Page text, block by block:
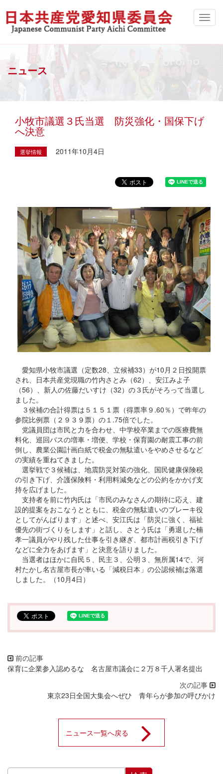
ニュース
小牧市議選３氏当選 防災強化・国保下げ
へ決意
選挙情報 2011年10月4日
愛知県小牧市議選（定数28、立候補33）が10月２日投開票
され、日本共産党現職の竹内さとみ（62）、安江みよ子
（56）、新人の佐藤だいすけ（32）の３氏がそろって当選し
ました。
３候補の合計得票は５１５１票（得票率９.60％）で昨年の
参院比例票（２９３９票）の１.75倍でした。
党議員団は市民と力を合わせ、中学校卒業までの医療費無
料化、巡回バスの増車・増便、学校・保育園の耐震工事の前
倒し、農業公園計画白紙で税金の無駄遣いをやめさせるなど
の実績を重ねてきました。
選挙戦で３候補は、地震防災対策の強化、国民健康保険税
の引き下げ、介護保険料・利用料減免などの公約をかかげ支
持を広げました。
支持者を前に竹内氏は「市民のみなさんの期待に応え、建
設的提案をおこなうとともに、税金の無駄遣いのブレーキ役
としてがんばります」と述べ、安江氏は「防災に強く、福祉
優先の街づくりをします」と話し、さとう氏は「勇退した楠
孝一議員がやり残した仕事を引き継ぎ、都市計画税引き下げ
などに全力をあげます」と決意を語りました。
当選者はほかに自民５、民主３、公明３、無所属14で、河
村たかし名古屋市長が率いる「減税日本」の公認候補は落選
しました。（10月4日）
保育に企業参入認めるな 名古屋市議会に２万８千人署名提出
東京23日全国大集会へぜひ 青年らが参加の呼びかけ
ニュース一覧へ戻る